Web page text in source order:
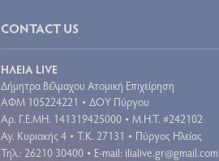
CONTACT US
ΗΛΕΙΑ LIVE
Δήμητρα Βέλμαχου Ατομική Επιχείρηση
ΑΦΜ 105224221 • ΔΟΥ Πύργου
Aρ. Γ.Ε.ΜΗ. 141319425000 • Μ.Η.Τ. #242102
Αγ. Κυριακής 4 • Τ.Κ. 27131 • Πύργος Ηλείας
Τηλ.: 26210 30400 • E-mail: ilialive.gr@gmail.com